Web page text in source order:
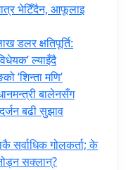
भेटिँदैन, आफूलाइ
डलर क्षतिपूर्ति:
ल्याइँदै
‘शिन्ता मणि’
‍बालेनसँग
बढी सुझाव
सर्वाधिक गोलकर्ता; के
सक्लान्?